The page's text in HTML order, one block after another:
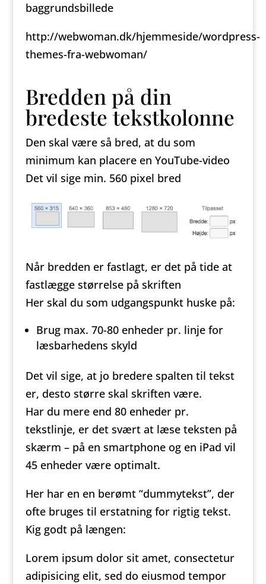
baggrundsbillede
http://webwoman.dk/hjemmeside/wordpress-
themes-fra-webwoman/
Bredden på din
bredeste tekstkolonne
Den skal være så bred, at du som
minimum kan placere en YouTube-video
Det vil sige min. 560 pixel bred
Når bredden er fastlagt, er det på tide at
fastlægge størrelse på skriften
Her skal du som udgangspunkt huske på:
Brug max. 70-80 enheder pr. linje for
læsbarhedens skyld
Det vil sige, at jo bredere spalten til tekst
er, desto større skal skriften være.
Har du mere end 80 enheder pr.
tekstlinje, er det svært at læse teksten på
skærm – på en smartphone og en iPad vil
45 enheder være optimalt.
Her har en en berømt “dummytekst”, der
ofte bruges til erstatning for rigtig tekst.
Kig godt på længen:
Lorem ipsum dolor sit amet, consectetur
adipisicing elit, sed do eiusmod tempor